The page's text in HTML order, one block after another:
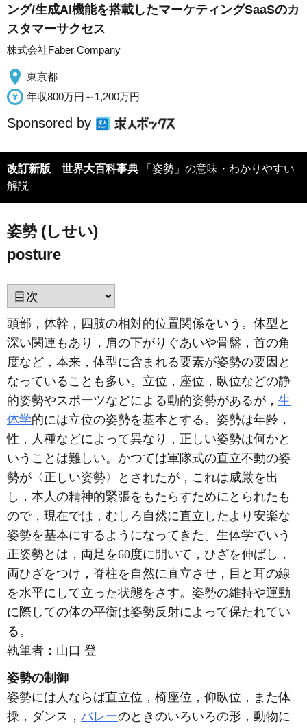
ング/生成AI機能を搭載したマーケティングSaaSのカ
スタマーサクセス
株式会社Faber Company
東京都
年収800万円～1,200万円
Sponsored by
改訂新版 世界大百科事典
解説
姿勢 (しせい)
posture
頭部，体幹，四肢の相対的位置関係をいう。体型と
深い関連もあり，肩の下がりぐあいや骨盤，首の角
度など，本来，体型に含まれる要素が姿勢の要因と
なっていることも多い。立位，座位，臥位などの静
的姿勢やスポーツなどによる動的姿勢があるが， 生
体学的には立位の姿勢を基本とする。姿勢は年齢，
性，人種などによって異なり，正しい姿勢は何かと
いうことは難しい。かつては軍隊式の直立不動の姿
勢が〈正しい姿勢〉とされたが，これは威厳を出
し，本人の精神的緊張をもたらすためにとられたも
ので，現在では，むしろ自然に直立したより安楽な
姿勢を基本にするようになってきた。生体学でいう
正姿勢とは，両足を60度に開いて，ひざを伸ばし，
両ひざをつけ，脊柱を自然に直立させ，目と耳の線
を水平にして立った状態をさす。姿勢の維持や運動
に際しての体の平衡は姿勢反射によって保たれてい
る。
執筆者： 山口 登
姿勢の制御
姿勢には人ならば直立位，椅座位，仰臥位，また体
操，ダンス， バレーのときのいろいろの形，動物に